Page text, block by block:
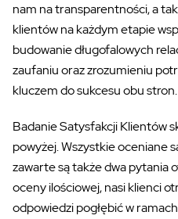
nam na transparentności, a
klientówna każdym etapie
budowanie długofalowych
zaufaniu oraz zrozumieniu
kluczem do sukcesu obu stron.
Badanie Satysfakcji Klientów
powyżej. Wszystkie oceniane
zawarte są także dwa pytania
oceny ilościowej, nasi klienci
odpowiedzi pogłębić w